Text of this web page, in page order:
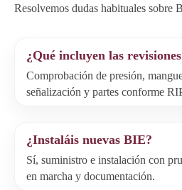
Resolvemos dudas habituales sobre
¿Qué incluyen las
Comprobación de presión,
señalización y partes conforme
¿Instaláis nuevas BIE?
Sí, suministro e instalación con
en marcha y documentación.